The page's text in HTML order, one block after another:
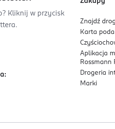
Kliknij w przycisk
Znajdź
Karta
Aplikacja
Rossmann
Drogeria
Marki